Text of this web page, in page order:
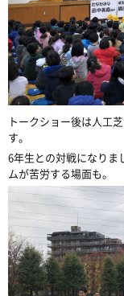
トークショー後は人工
す。
6年生との対戦になりま
ムが苦労する場面も。